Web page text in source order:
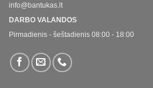
info@bantukas.lt
DARBO VALANDOS
Pirmadienis - šeštadienis 08:00 - 18:00